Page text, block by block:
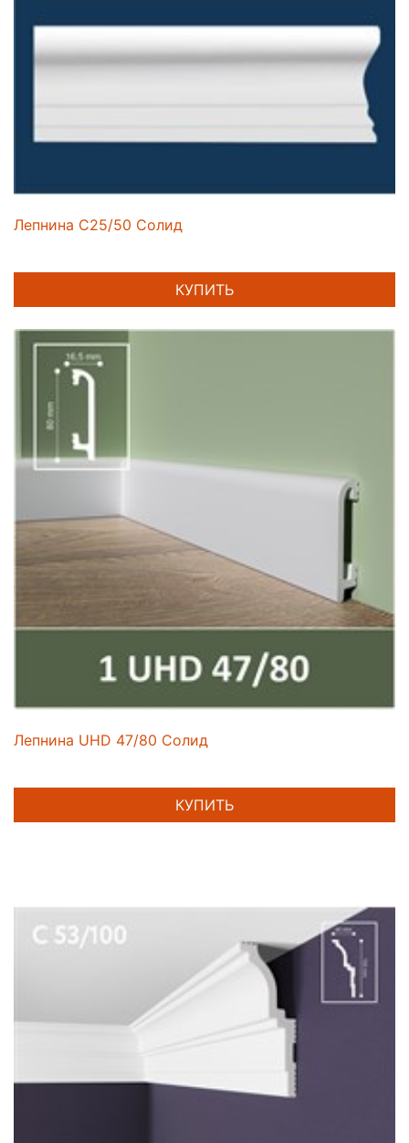
Лепнина C25/50 Солид
КУПИТЬ
Лепнина UHD 47/80 Солид
КУПИТЬ